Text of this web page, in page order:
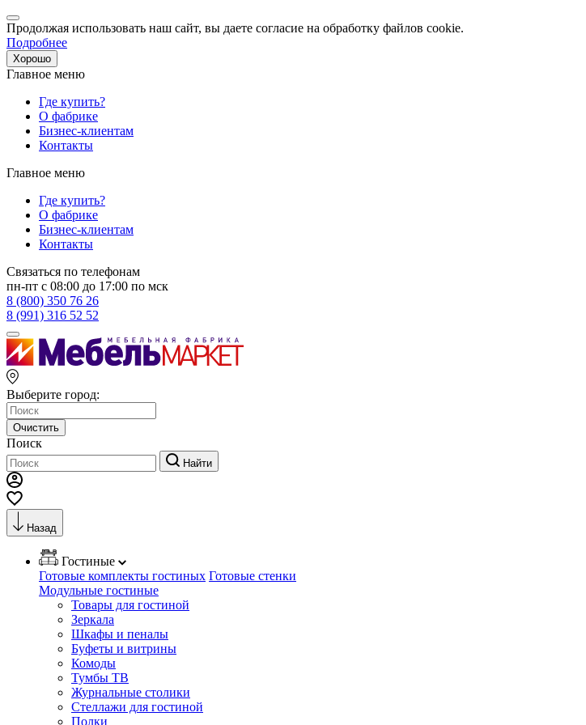
Продолжая использовать наш сайт, вы даете согласие на обработку файлов cookie.
Подробнее
Хорошо
Главное меню
Где купить?
О фабрике
Бизнес-клиентам
Контакты
Главное меню
Где купить?
О фабрике
Бизнес-клиентам
Контакты
Связаться по телефонам
пн-пт с 08:00 до 17:00 по мск
8 (800) 350 76 26
8 (991) 316 52 52
Выберите город:
Очистить
Поиск
Найти
Назад
Гостиные
Готовые комплекты гостиных Готовые стенки
Модульные гостиные
Товары для гостиной
Зеркала
Шкафы и пеналы
Буфеты и витрины
Комоды
Тумбы ТВ
Журнальные столики
Стеллажи для гостиной
Полки